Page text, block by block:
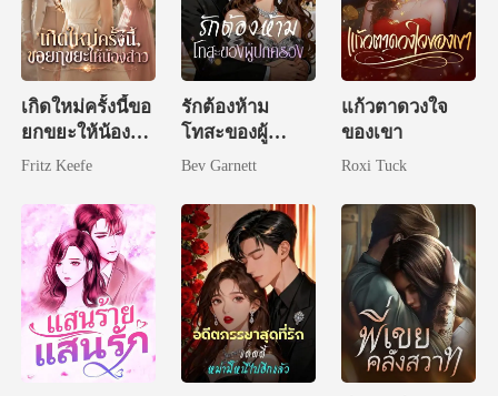
เกิดใหม่ครั้งนี้ขอ
ยกขยะให้น้อง
สาว
Fritz Keefe
รักต้องห้าม
โทสะของผู้
ปกครอง
Bev Garnett
แก้วตาดวงใจ
ของเขา
Roxi Tuck